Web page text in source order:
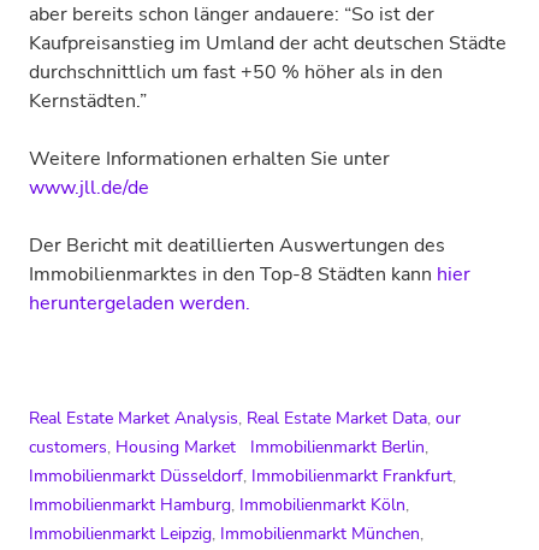
aber bereits schon länger andauere: “So ist der
Kaufpreisanstieg im Umland der acht deutschen Städte
durchschnittlich um fast +50 % höher als in den
Kernstädten.”
Weitere Informationen erhalten Sie unter
www.jll.de/de
Der Bericht mit deatillierten Auswertungen des
Immobilienmarktes in den Top-8 Städten kann hier
heruntergeladen werden.
Real Estate Market Analysis, Real Estate Market Data, our
customers, Housing Market Immobilienmarkt Berlin,
Immobilienmarkt Düsseldorf, Immobilienmarkt Frankfurt,
Immobilienmarkt Hamburg, Immobilienmarkt Köln,
Immobilienmarkt Leipzig, Immobilienmarkt München,